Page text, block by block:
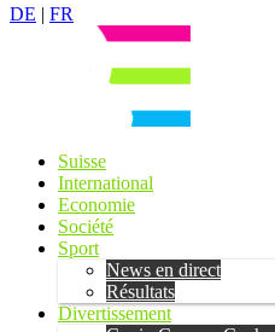
DE | FR
Suisse
International
Economie
Société
Sport
News en direct
Résultats
Divertissement